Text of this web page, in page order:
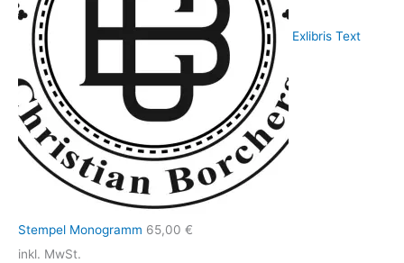
Exlibris Text
Stempel Monogramm 65,00 €
inkl. MwSt.